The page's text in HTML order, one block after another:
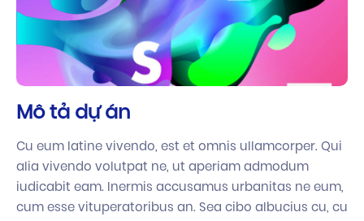
Mô tả dự án
Cu eum latine vivendo, est et omnis ullamcorper. Qui
alia vivendo volutpat ne, ut aperiam admodum
iudicabit eam. Inermis accusamus urbanitas ne eum,
cum esse vituperatoribus an. Sea cibo albucius cu, cu